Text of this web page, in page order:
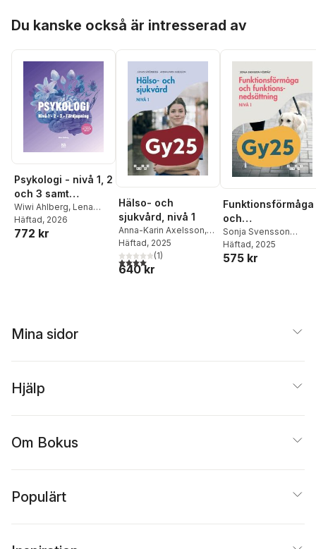
Du kanske också är intresserad av
Psykologi - nivå 1, 2
och 3 samt
Psykologi
Fördjupning (Gy25)
Wiwi Ahlberg, Lena
Freeman
Häftad, 2026
772 kr
Hälso- och
sjukvård, nivå 1
Anna-Karin Axelsson,
Johan Strömberg
Häftad, 2025
4,0utav 5 stjärnor. Totalt antal röster:
(1)
640 kr
Funktionsförmåga
och
ng, nivå 1
Sonja Svensson
Höstfält
Häftad, 2025
575 kr
Mina sidor
Hjälp
Om Bokus
Populärt